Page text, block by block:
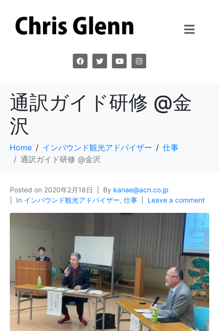
通訳ガイド研修 @金
沢
Home インバウンド観光アドバイザー
仕事
通訳ガイド研修 @金沢
Posted on 2020年2月18日 By kanae@acn.co.jp
In インバウンド観光アドバイザー, 仕事 Leave a comment